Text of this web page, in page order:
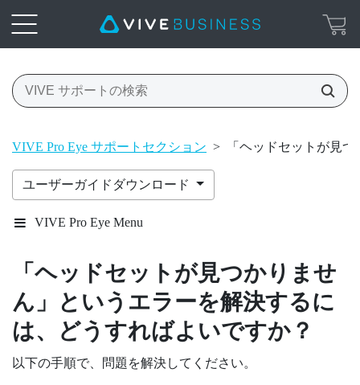
VIVE Pro Eye サポートセクション > 「ヘッドセットが見
ユーザーガイドダウンロード
VIVE Pro Eye Menu
「ヘッドセットが見つかりませ
ん」というエラーを解決するに
は、どうすればよいですか？
以下の手順で、問題を解決してください。